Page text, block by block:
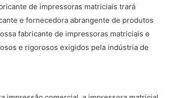
de impressoras matriciais trará
e fornecedora abrangente de produtos
fabricante de impressoras matriciais e
e rigorosos exigidos pela indústria de